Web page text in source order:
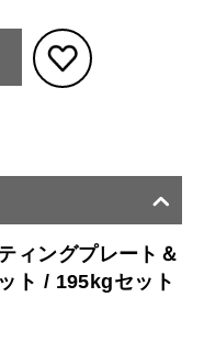
ィングプレート＆
ト / 195kgセット